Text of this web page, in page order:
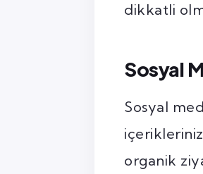
dikkatli
Sosyal
Sosyal
organik